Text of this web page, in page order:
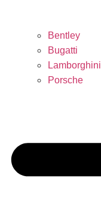
Bentley
Bugatti
Lamborghini
Porsche